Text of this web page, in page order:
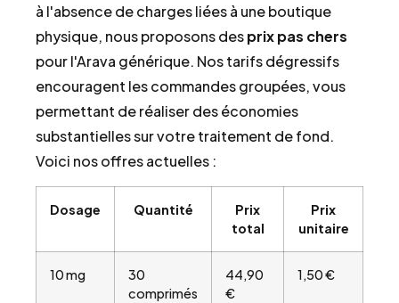
à l'absence de charges liées à une boutique
physique, nous proposons desprix pas chers
pour l'Arava générique. Nos tarifs dégressifs
encouragent les commandes groupées, vous
permettant de réaliser des économies
substantielles sur votre traitement de fond.
Voici nos offres actuelles :
Dosage Quantité
Prix
total
Prix
unitaire
10 mg
30
comprimés
44,90
€
1,50 €